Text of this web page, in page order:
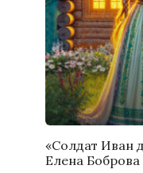
«Солдат Иван
Елена Боброва